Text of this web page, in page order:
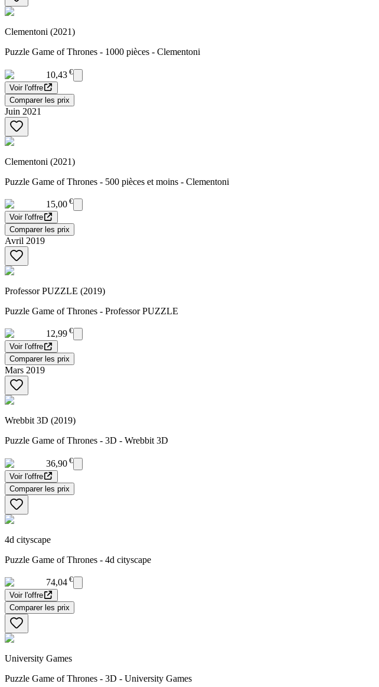
Clementoni (2021)
Puzzle Game of Thrones - 1000 pièces - Clementoni
10,43 €
Voir l'offre
Comparer les prix
Juin 2021
Clementoni (2021)
Puzzle Game of Thrones - 500 pièces et moins - Clementoni
15,00 €
Voir l'offre
Comparer les prix
Avril 2019
Professor PUZZLE (2019)
Puzzle Game of Thrones - Professor PUZZLE
12,99 €
Voir l'offre
Comparer les prix
Mars 2019
Wrebbit 3D (2019)
Puzzle Game of Thrones - 3D - Wrebbit 3D
36,90 €
Voir l'offre
Comparer les prix
4d cityscape
Puzzle Game of Thrones - 4d cityscape
74,04 €
Voir l'offre
Comparer les prix
University Games
Puzzle Game of Thrones - 3D - University Games